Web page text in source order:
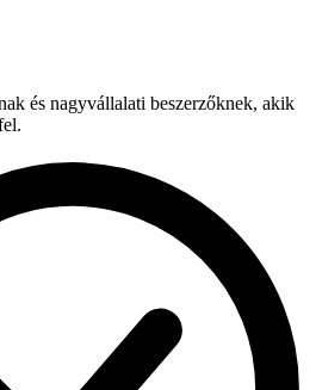
és nagyvállalati beszerzőknek, akik